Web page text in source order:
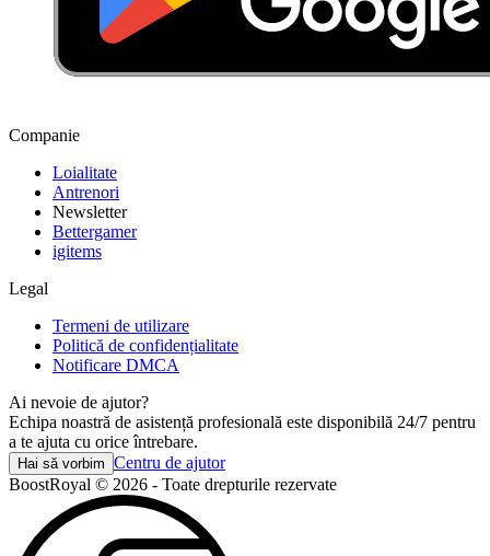
Companie
Loialitate
Antrenori
Newsletter
Bettergamer
igitems
Legal
Termeni de utilizare
Politică de confidențialitate
Notificare DMCA
Ai nevoie de ajutor?
Echipa noastră de asistență profesională este disponibilă 24/7 pentru
a te ajuta cu orice întrebare.
Hai să vorbim Centru de ajutor
BoostRoyal © 2026 - Toate drepturile rezervate